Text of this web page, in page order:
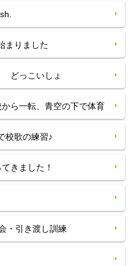
まりました
どっこいしょ
ら一転、青空の下で体育
校歌の練習♪
きました！
・引き渡し訓練